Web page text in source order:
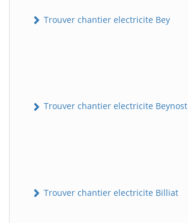
Trouver chantier electricite Bey
Trouver chantier electricite Beynost
Trouver chantier electricite Billiat